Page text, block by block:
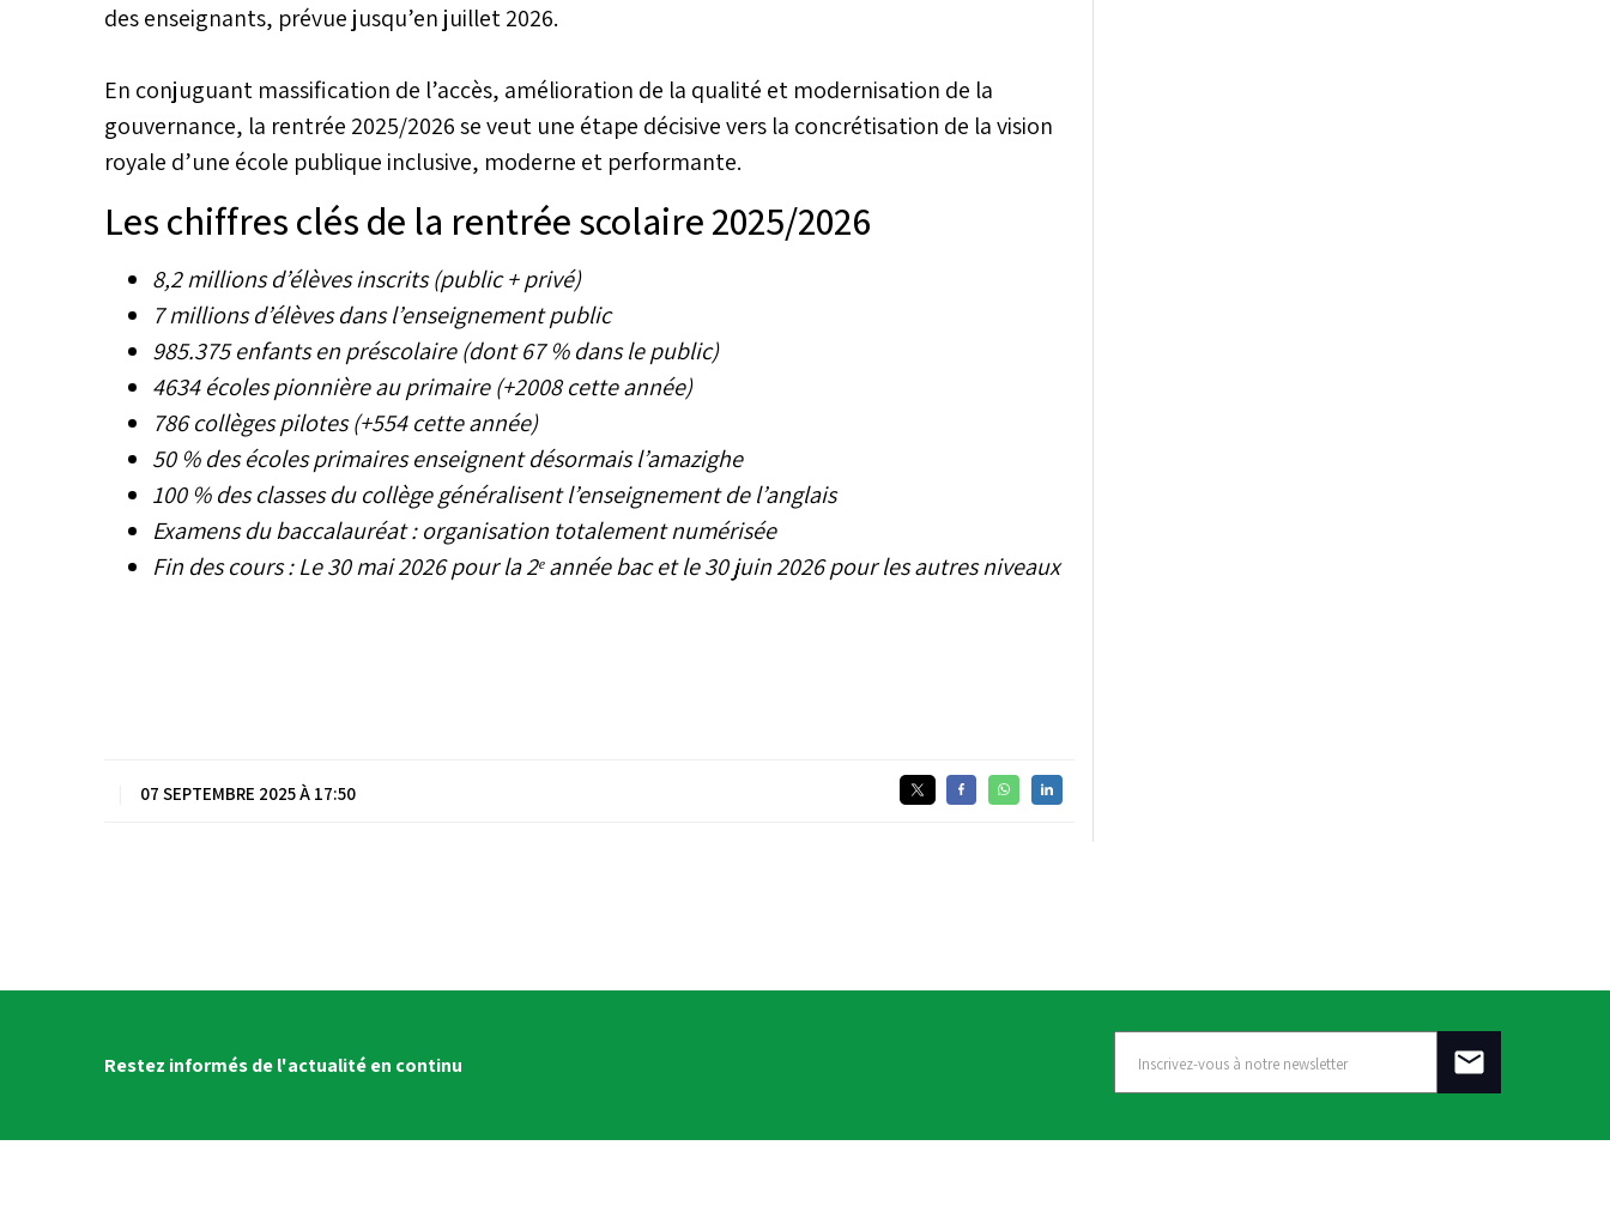
des enseignants, prévue jusqu’en juillet 2026.
En conjuguant massification de l’accès, amélioration de la qualité et modernisation de la
gouvernance, la rentrée 2025/2026 se veut une étape décisive vers la concrétisation de la vision
royale d’une école publique inclusive, moderne et performante.
Les chiffres clés de la rentrée scolaire 2025/2026
8,2 millions d’élèves inscrits (public + privé)
7 millions d’élèves dans l’enseignement public
985.375 enfants en préscolaire (dont 67 % dans le public)
4634 écoles pionnière au primaire (+2008 cette année)
786 collèges pilotes (+554 cette année)
50 % des écoles primaires enseignent désormais l’amazighe
100 % des classes du collège généralisent l’enseignement de l’anglais
Examens du baccalauréat : organisation totalement numérisée
Fin des cours : Le 30 mai 2026 pour la 2ᵉ année bac et le 30 juin 2026 pour les autres niveaux
07 SEPTEMBRE 2025 À 17:50
Restez informés de l'actualité en continu